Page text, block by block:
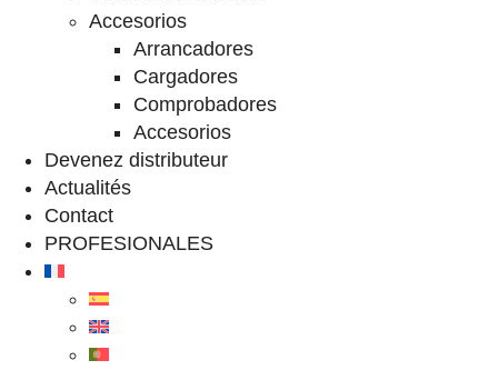
Accesorios
Arrancadores
Cargadores
Comprobadores
Accesorios
Devenez distributeur
Actualités
Contact
PROFESIONALES